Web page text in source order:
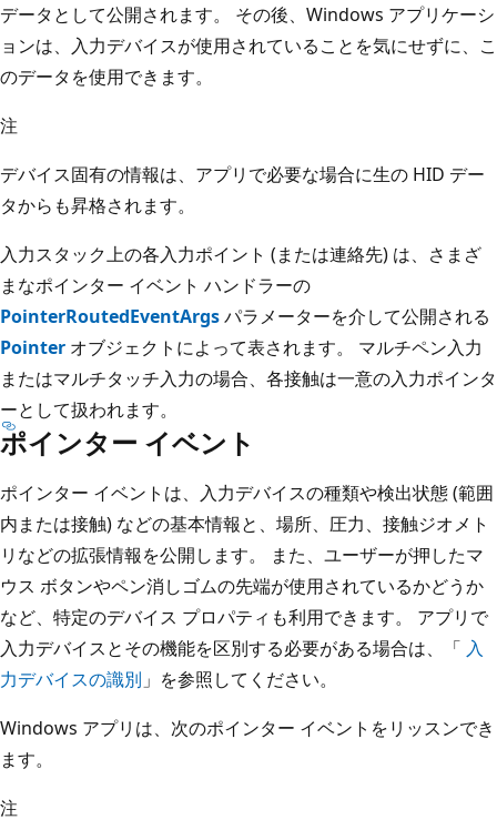
データとして公開されます。 その後、Windows アプリケーシ
ョンは、入力デバイスが使用されていることを気にせずに、こ
のデータを使用できます。
注
デバイス固有の情報は、アプリで必要な場合に生の HID デー
タからも昇格されます。
入力スタック上の各入力ポイント (または連絡先) は、さまざ
まなポインター イベント ハンドラーの
PointerRoutedEventArgsパラメーターを介して公開される
Pointer オブジェクトによって表されます。 マルチペン入力
またはマルチタッチ入力の場合、各接触は一意の入力ポインタ
ーとして扱われます。
ポインター イベント
ポインター イベントは、入力デバイスの種類や検出状態 (範囲
内または接触) などの基本情報と、場所、圧力、接触ジオメト
リなどの拡張情報を公開します。 また、ユーザーが押したマ
ウス ボタンやペン消しゴムの先端が使用されているかどうか
など、特定のデバイス プロパティも利用できます。 アプリで
入力デバイスとその機能を区別する必要がある場合は、「 入
力デバイスの識別 」を参照してください。
Windows アプリは、次のポインター イベントをリッスンでき
ます。
注